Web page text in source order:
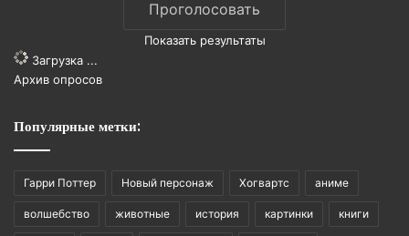
Показать результаты
Загрузка ...
Архив опросов
Популярные метки:
Гарри Поттер Новый персонаж Хогвартс аниме
волшебство животные история картинки книги